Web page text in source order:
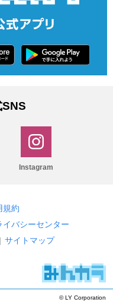
Instagram
規約
イバシーセンター
| サイトマップ
© LY Corporation